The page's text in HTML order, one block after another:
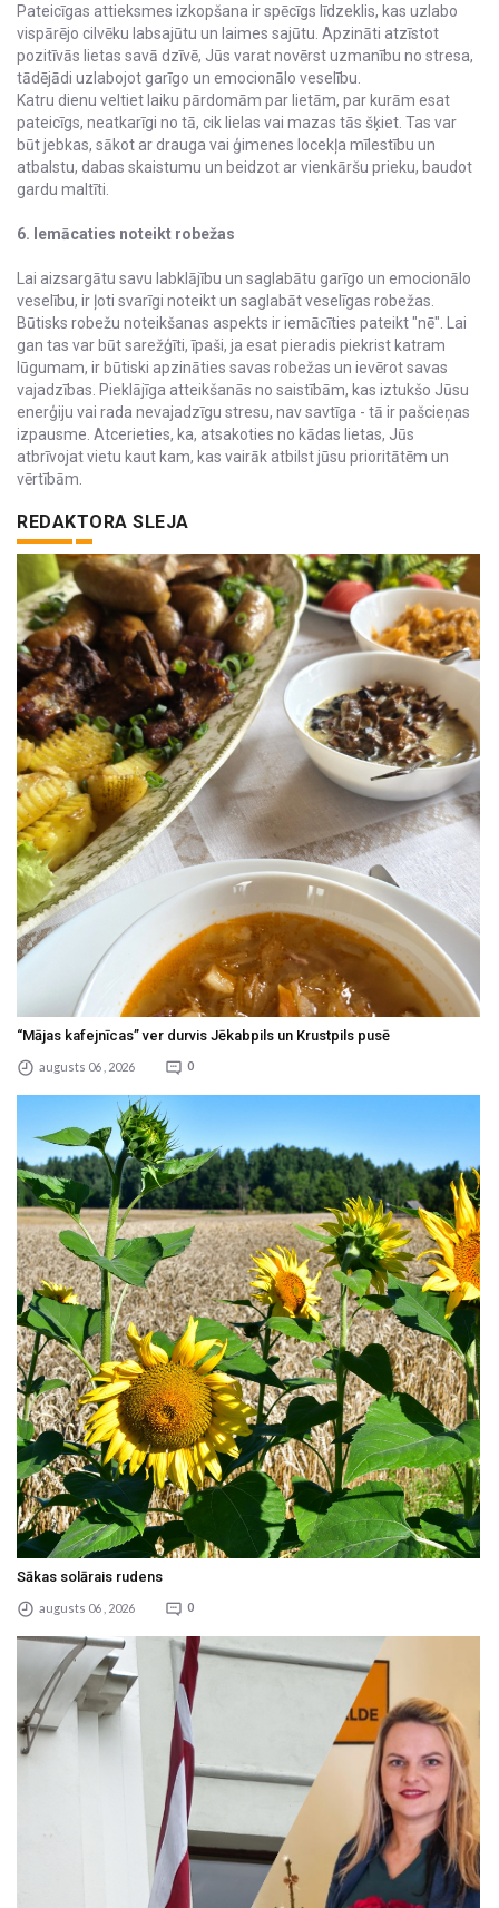
Pateicīgas attieksmes izkopšana ir spēcīgs līdzeklis, kas uzlabo
vispārējo cilvēku labsajūtu un laimes sajūtu. Apzināti atzīstot
pozitīvās lietas savā dzīvē, Jūs varat novērst uzmanību no stresa,
tādējādi uzlabojot garīgo un emocionālo veselību.
Katru dienu veltiet laiku pārdomām par lietām, par kurām esat
pateicīgs, neatkarīgi no tā, cik lielas vai mazas tās šķiet. Tas var
būt jebkas, sākot ar drauga vai ģimenes locekļa mīlestību un
atbalstu, dabas skaistumu un beidzot ar vienkāršu prieku, baudot
gardu maltīti.
6. Iemācaties noteikt robežas
Lai aizsargātu savu labklājību un saglabātu garīgo un emocionālo
veselību, ir ļoti svarīgi noteikt un saglabāt veselīgas robežas.
Būtisks robežu noteikšanas aspekts ir iemācīties pateikt "nē". Lai
gan tas var būt sarežģīti, īpaši, ja esat pieradis piekrist katram
lūgumam, ir būtiski apzināties savas robežas un ievērot savas
vajadzības. Pieklājīga atteikšanās no saistībām, kas iztukšo Jūsu
enerģiju vai rada nevajadzīgu stresu, nav savtīga - tā ir pašcieņas
izpausme. Atcerieties, ka, atsakoties no kādas lietas, Jūs
atbrīvojat vietu kaut kam, kas vairāk atbilst jūsu prioritātēm un
vērtībām.
REDAKTORA SLEJA
“Mājas kafejnīcas” ver durvis Jēkabpils un Krustpils pusē
augusts 06 , 2026 0
Sākas solārais rudens
augusts 06 , 2026 0